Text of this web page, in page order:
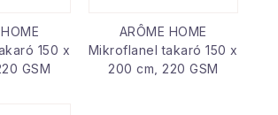
150 x
GSM
ARÔME HOME
Mikroflanel takaró 150 x
200 cm, 220 GSM